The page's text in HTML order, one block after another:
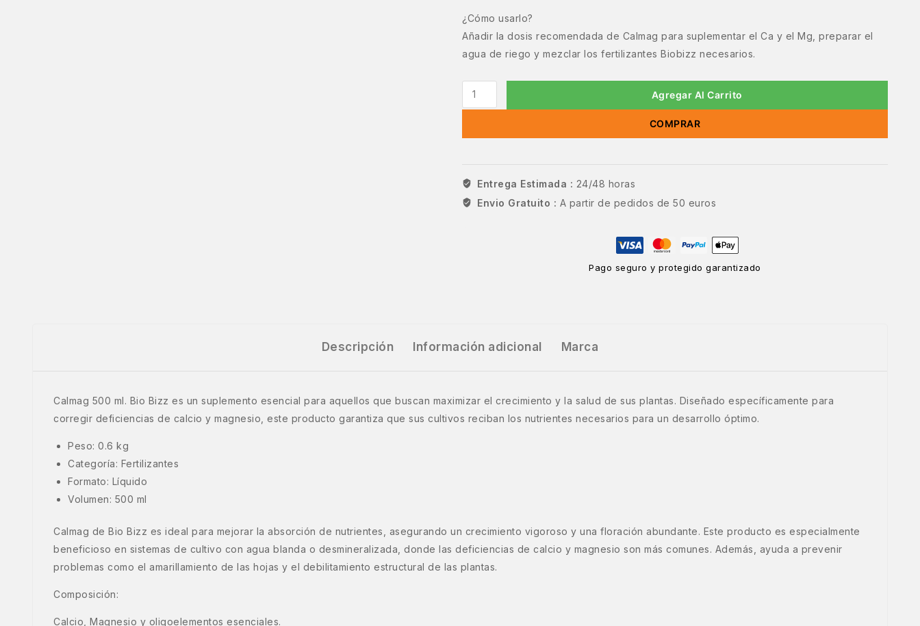
¿Cómo usarlo?
Añadir la dosis recomendada de Calmag para suplementar el Ca y el Mg, preparar el
agua de riego y mezclar los fertilizantes Biobizz necesarios.
Agregar Al Carrito
COMPRAR
Entrega Estimada : 24/48 horas
Envio Gratuito : A partir de pedidos de 50 euros
Pago seguro y protegido garantizado
Descripción Información adicional Marca
Calmag 500 ml. Bio Bizz es un suplemento esencial para aquellos que buscan maximizar el crecimiento y la salud de sus plantas. Diseñado específicamente para
corregir deficiencias de calcio y magnesio, este producto garantiza que sus cultivos reciban los nutrientes necesarios para un desarrollo óptimo.
Peso: 0.6 kg
Categoría: Fertilizantes
Formato: Líquido
Volumen: 500 ml
Calmag de Bio Bizz es ideal para mejorar la absorción de nutrientes, asegurando un crecimiento vigoroso y una floración abundante. Este producto es especialmente
beneficioso en sistemas de cultivo con agua blanda o desmineralizada, donde las deficiencias de calcio y magnesio son más comunes. Además, ayuda a prevenir
problemas como el amarillamiento de las hojas y el debilitamiento estructural de las plantas.
Composición:
Calcio, Magnesio y oligoelementos esenciales.